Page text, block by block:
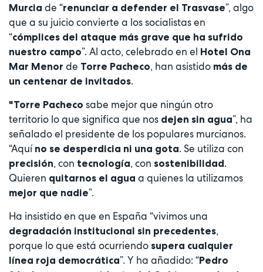
Murcia de “renunciar a defender el Trasvase”, algo
que a su juicio convierte a los socialistas en
“cómplices del ataque más grave que ha sufrido
nuestro campo”. Al acto, celebrado en el Hotel Ona
Mar Menor de Torre Pacheco, han asistido más de
un centenar de invitados.
"Torre Pacheco sabe mejor que ningún otro
territorio lo que significa que nos dejen sin agua”, ha
señalado el presidente de los populares murcianos.
“Aquí no se desperdicia ni una gota. Se utiliza con
precisión, con tecnología, con sostenibilidad.
Quieren quitarnos el agua a quienes la utilizamos
mejor que nadie”.
Ha insistido en que en España “vivimos una
degradación institucional sin precedentes,
porque lo que está ocurriendo supera cualquier
línea roja democrática”. Y ha añadido: “Pedro